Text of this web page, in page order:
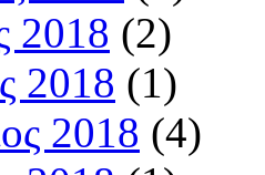
2018 (2)
2018 (1)
2018 (4)